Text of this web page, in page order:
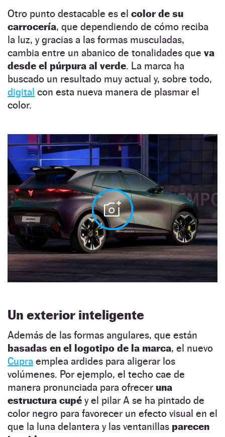
Otro punto destacable es el color de su
carrocería, que dependiendo de cómo reciba
la luz, y gracias a las formas musculadas,
cambia entre un abanico de tonalidades que va
desde el púrpura al verde. La marca ha
buscado un resultado muy actual y, sobre todo,
digital con esta nueva manera de plasmar el
color.
Un exterior inteligente
Además de las formas angulares, que están
basadas en el logotipo de la marca, el nuevo
Cupra emplea ardides para aligerar los
volúmenes. Por ejemplo, el techo cae de
manera pronunciada para ofrecer una
estructura cupé y el pilar A se ha pintado de
color negro para favorecer un efecto visual en el
que la luna delantera y las ventanillas parecen